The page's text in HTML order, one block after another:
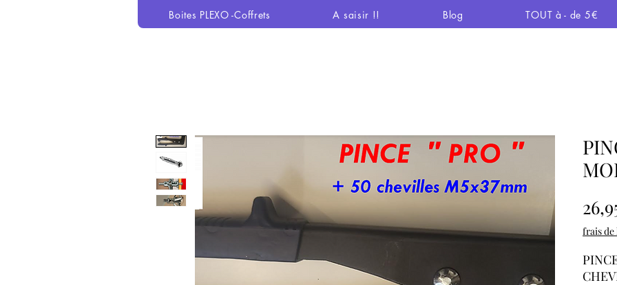
Boites PLEXO -Coffrets A saisir !! Blog TOUT à - de 5€
frais